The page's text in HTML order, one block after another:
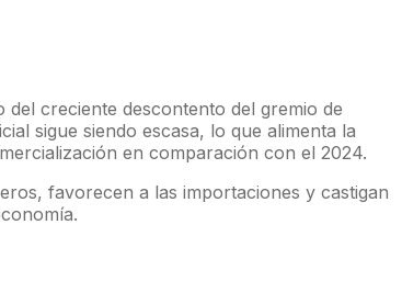
creciente descontento del gremio de
sigue siendo escasa, lo que alimenta la
en comparación con el 2024.
favorecen a las importaciones y castigan